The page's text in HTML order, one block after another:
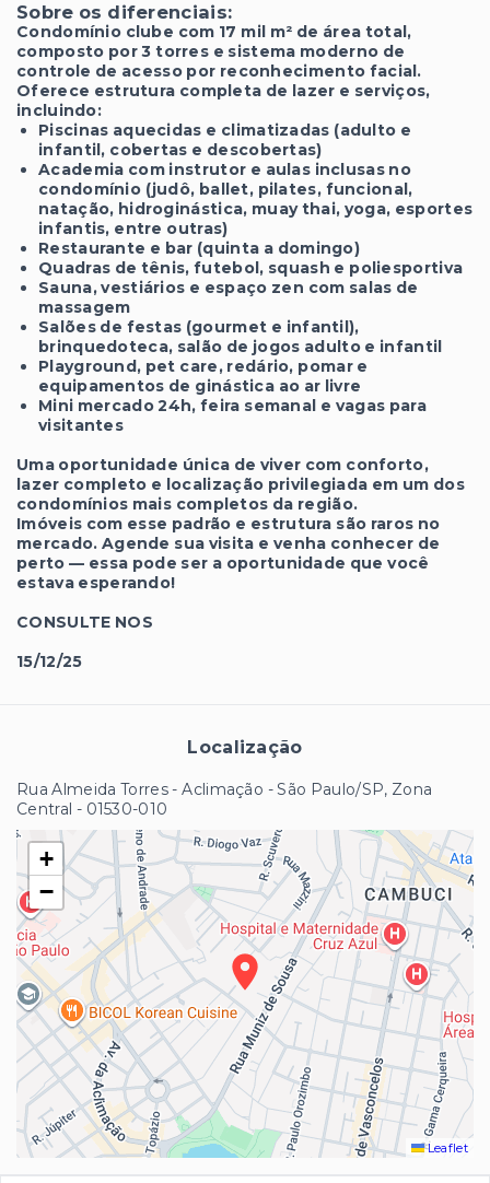
Sobre os diferenciais:
Condomínio clube com 17 mil m² de área total,
composto por 3 torres e sistema moderno de
controle de acesso por reconhecimento facial.
Oferece estrutura completa de lazer e serviços,
incluindo:
Piscinas aquecidas e climatizadas (adulto e
infantil, cobertas e descobertas)
Academia com instrutor e aulas inclusas no
condomínio (judô, ballet, pilates, funcional,
natação, hidroginástica, muay thai, yoga, esportes
infantis, entre outras)
Restaurante e bar (quinta a domingo)
Quadras de tênis, futebol, squash e poliesportiva
Sauna, vestiários e espaço zen com salas de
massagem
Salões de festas (gourmet e infantil),
brinquedoteca, salão de jogos adulto e infantil
Playground, pet care, redário, pomar e
equipamentos de ginástica ao ar livre
Mini mercado 24h, feira semanal e vagas para
visitantes
Uma oportunidade única de viver com conforto,
lazer completo e localização privilegiada em um dos
condomínios mais completos da região.
Imóveis com esse padrão e estrutura são raros no
mercado. Agende sua visita e venha conhecer de
perto — essa pode ser a oportunidade que você
estava esperando!
CONSULTE NOS
15/12/25
Localização
Rua Almeida Torres - Aclimação - São Paulo/SP, Zona
Central - 01530-010
+
−
Leaflet